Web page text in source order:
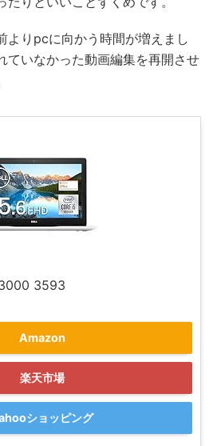
よりpcに向かう時間が増えまし
ていなかった動画編集を再開させ
3593
Amazon
楽天市場
ショッピング